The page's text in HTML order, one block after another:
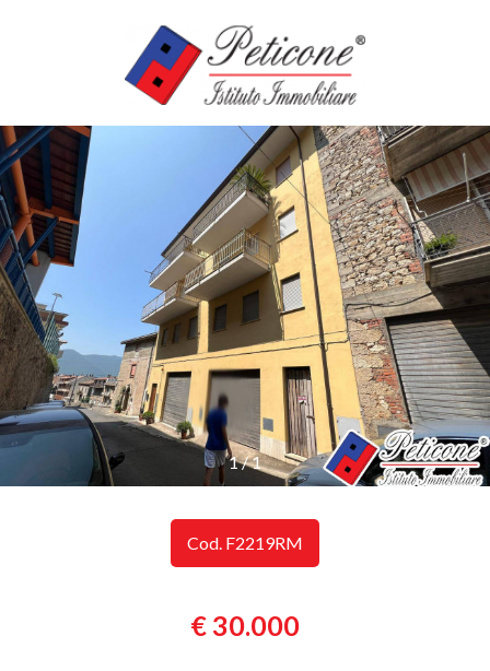
1/1
Cod. F2219RM
€ 30.000
SERVIZI
IMMOBILI
CASE
AGENZIE
Contratto
Qualsiasi
Vendita
Affitto
Scegli
cercare